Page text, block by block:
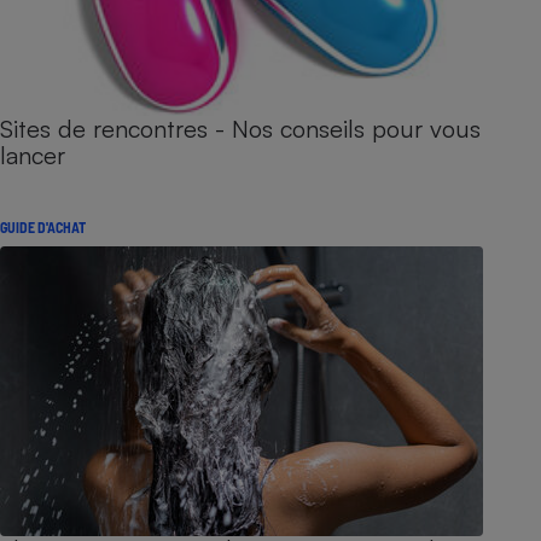
Sites de rencontres - Nos conseils pour vous
lancer
GUIDE D'ACHAT